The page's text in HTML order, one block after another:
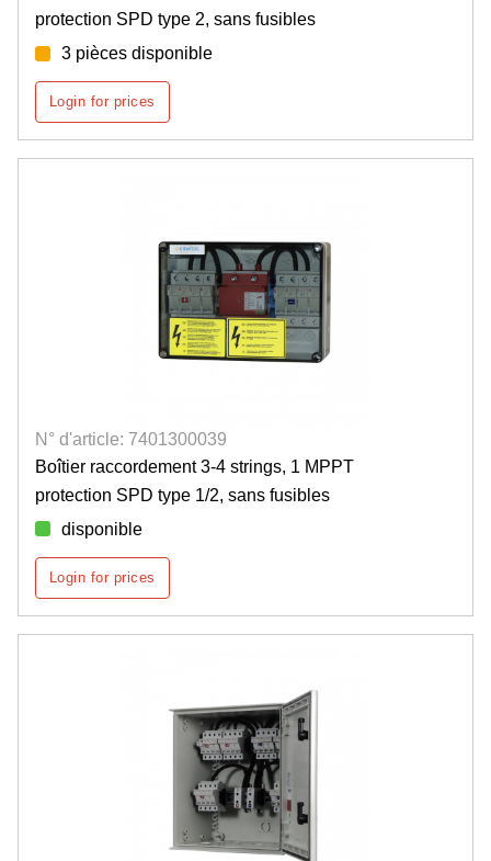
protection SPD type 2, sans fusibles
3 pièces disponible
Login for prices
N° d'article: 7401300039
Boîtier raccordement 3-4 strings, 1 MPPT
protection SPD type 1/2, sans fusibles
disponible
Login for prices